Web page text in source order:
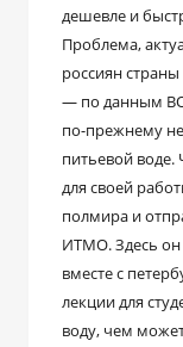
дешевле и
Проблема,
россиян
― по данным
по-прежнему
питьевой
для своей
полмира и
ИТМО. Здесь он
вместе с
лекции для
воду, чем